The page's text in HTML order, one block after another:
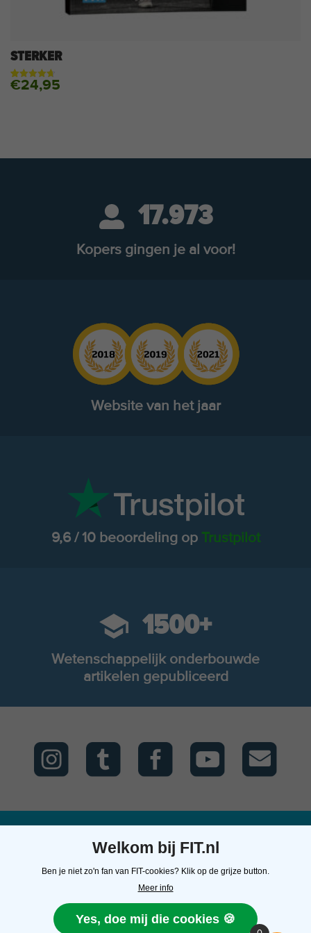
STERKER
Gewaardeerd
92
€24,95
17.973
Kopers gingen je al voor!
Website van het jaar
9,6 / 10 beoordeling op Trustpilot
1500+
Wetenschappelijk onderbouwde
artikelen gepubliceerd
FIT.nl
voorwaarden
Privacyverklaring
Kunnen we je
helpen?
Veelgestelde vragen
Mijn FIT.nl shop
Contact
T: 0502111871
Neem contact op
Welkom bij FIT.nl
Ben je niet zo'n fan van FIT-cookies? Klik op de grijze button.
Meer info
Yes, doe mij die cookies 🍪